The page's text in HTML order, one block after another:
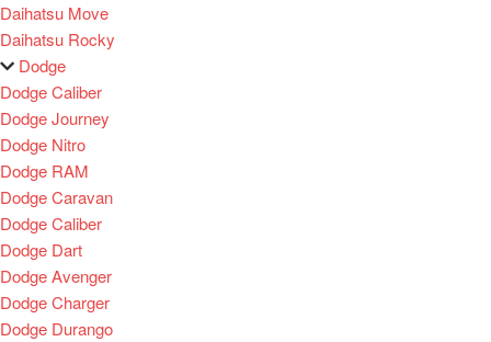
Daihatsu Move
Daihatsu Rocky
Dodge
Dodge Caliber
Dodge Journey
Dodge Nitro
Dodge RAM
Dodge Caravan
Dodge Caliber
Dodge Dart
Dodge Avenger
Dodge Charger
Dodge Durango